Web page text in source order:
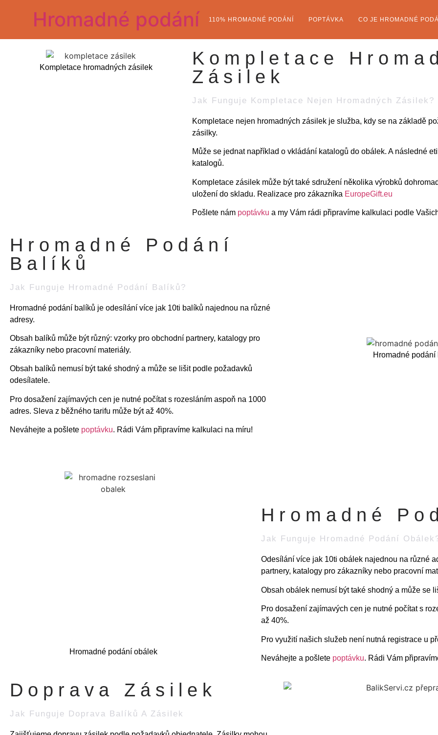
Hromadné podání 110% HROMADNÉ PODÁNÍ POPTÁVKA CO JE HROMADNÉ
Kompletace hromadných zásilek
Kompletace
Zásilek
Jak Funguje Kompletace Nejen Hromadných Zásilek?
Kompletace nejen hromadných zásilek je služba, kdy se na základě
zásilky.
Může se jednat například o vkládání katalogů do obálek. A následné
katalogů.
Kompletace zásilek může být také sdružení několika výrobků
uložení do skladu. Realizace pro zákazníka EuropeGift.eu
Pošlete nám poptávku a my Vám rádi připravíme kalkulaci podle
Hromadné Podání
Balíků
Jak Funguje Hromadné Podání Balíků?
Hromadné podání balíků je odesílání více jak 10ti balíků najednou na různé
adresy.
Obsah balíků může být různý: vzorky pro obchodní partnery, katalogy pro
zákazníky nebo pracovní materiály.
Obsah balíků nemusí být také shodný a může se lišit podle požadavků
odesílatele.
Pro dosažení zajímavých cen je nutné počítat s rozesláním aspoň na 1000
adres. Sleva z běžného tarifu může být až 40%.
Neváhejte a pošlete poptávku. Rádi Vám připravíme kalkulaci na míru!
Hromadné podání
Hromadné podání obálek
Hromadné
Jak Funguje Hromadné Podání
Odesílání více jak 10ti obálek najednou na různé
partnery, katalogy pro zákazníky nebo pracovní
Obsah obálek nemusí být také shodný a může se
Pro dosažení zajímavých cen je nutné počítat s
až 40%.
Pro využití našich služeb není nutná registrace u
Neváhejte a pošlete poptávku. Rádi Vám
Doprava Zásilek
Jak Funguje Doprava Balíků A Zásilek